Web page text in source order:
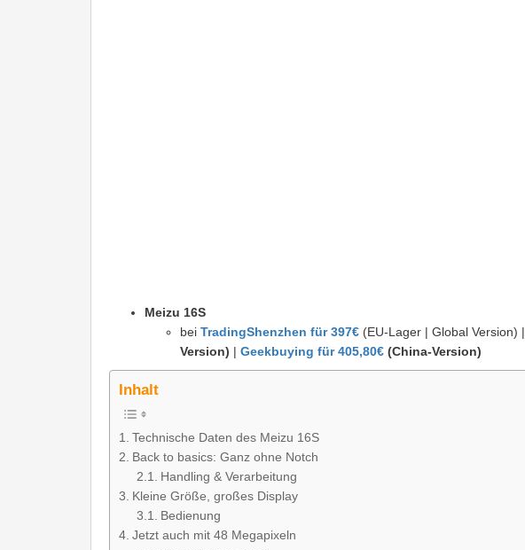
Meizu 16S
bei TradingShenzhen für 397€ (EU-Lager | Global Version) |
Version) | Geekbuying für 405,80€ (China-Version)
Inhalt
Technische Daten des Meizu 16S
Back to basics: Ganz ohne Notch
Handling & Verarbeitung
Kleine Größe, großes Display
Bedienung
Jetzt auch mit 48 Megapixeln